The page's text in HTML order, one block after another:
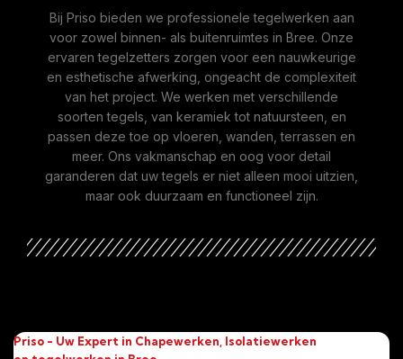
Bij Priso bieden we professionele tegelwerken aan
voor zowel binnen- als buitenruimtes in Bree. Onze
ervaren tegelzetters zorgen voor een nauwkeurige
en esthetische afwerking, ongeacht de complexiteit
van het project. We werken met verschillende
soorten tegels, van keramiek tot natuursteen, en
passen deze toe op vloeren, wanden, terrassen en
meer. Ons vakmanschap en oog voor detail
garanderen dat uw tegels er niet alleen mooi uitzien,
maar ook duurzaam en functioneel zijn.
Priso - Uw Expert in Chapewerken, Isolatiewerken